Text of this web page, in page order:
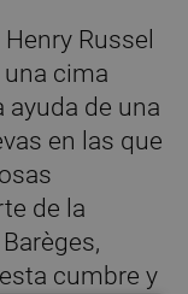
Russel
una cima
de una
en las que
de la
cumbre y